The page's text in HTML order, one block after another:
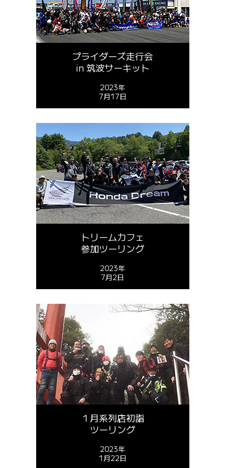
プライダーズ走行会
in 筑波サーキット
2023年
7月17日
トリームカフェ
参加ツーリング
2023年
7月2日
１月系列店初詣
ツーリング
2023年
1月22日